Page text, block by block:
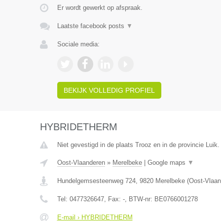
Er wordt gewerkt op afspraak.
Laatste facebook posts ▼
Sociale media:
BEKIJK VOLLEDIG PROFIEL
HYBRIDETHERM
Niet gevestigd in de plaats Trooz en in de provincie Luik.
Oost-Vlaanderen» Merelbeke| Google maps ▼
Hundelgemsesteenweg 724, 9820 Merelbeke(Oost-
Tel: 0477326647, Fax: -, BTW-nr: BE0766001278
E-mail › HYBRIDETHERM